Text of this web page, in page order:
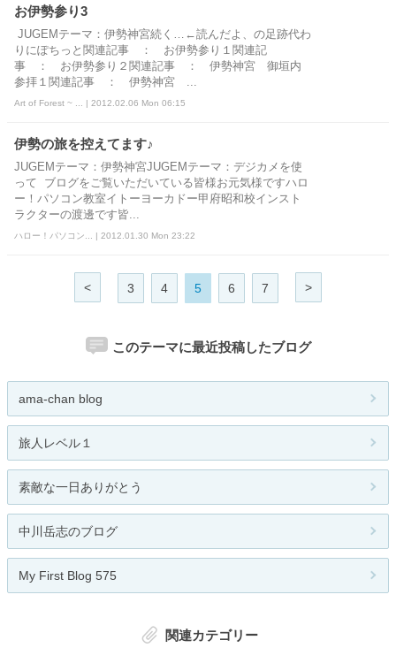
お伊勢参り3
JUGEMテーマ：伊勢神宮続く…←読んだよ、の足跡代わ
りにぽちっと関連記事 ： お伊勢参り１関連記
事 ： お伊勢参り２関連記事 ： 伊勢神宮 御垣内
参拝１関連記事 ： 伊勢神宮 ...
Art of Forest ~ ... | 2012.02.06 Mon 06:15
伊勢の旅を控えてます♪
JUGEMテーマ：伊勢神宮JUGEMテーマ：デジカメを使
って ブログをご覧いただいている皆様お元気様ですハロ
ー！パソコン教室イトーヨーカドー甲府昭和校インスト
ラクターの渡邊です皆...
ハロー！パソコン... | 2012.01.30 Mon 23:22
< 3 4 5 6 7 >
このテーマに最近投稿したブログ
ama-chan blog
旅人レベル１
素敵な一日ありがとう
中川岳志のブログ
My First Blog 575
関連カテゴリー